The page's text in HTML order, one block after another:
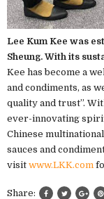
Lee Kum Kee was
Sheung. With its
Kee has become a
and condiments, as
quality and trust”.
ever-innovating
Chinese
sauces and
visit www.LKK.com
Share: